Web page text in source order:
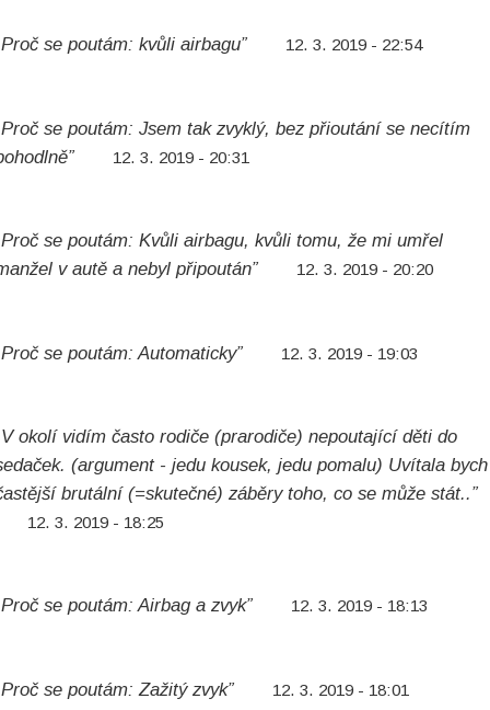
se poutám: kvůli airbagu” 12. 3. 2019 - 22:54
se poutám: Jsem tak zvyklý, bez přioutání se necítím
12. 3. 2019 - 20:31
se poutám: Kvůli airbagu, kvůli tomu, že mi umřel
v autě a nebyl připoután”
12. 3. 2019 - 20:20
se poutám: Automaticky” 12. 3. 2019 - 19:03
okolí vidím často rodiče (prarodiče) nepoutající děti do
(argument - jedu kousek, jedu pomalu) Uvítala bych
brutální (=skutečné) záběry toho, co se může stát..”
12. 3. 2019 - 18:25
se poutám: Airbag a zvyk” 12. 3. 2019 - 18:13
se poutám: Zažitý zvyk” 12. 3. 2019 - 18:01